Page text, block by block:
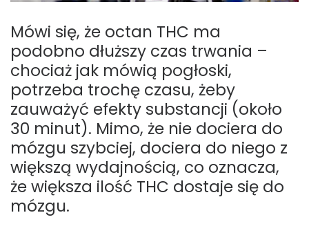
Mówi się, że octan THC ma
podobno dłuższy czas trwania –
chociaż jak mówią pogłoski,
potrzeba trochę czasu, żeby
zauważyć efekty substancji (około
30 minut). Mimo, że nie dociera do
mózgu szybciej, dociera do niego z
większą wydajnością, co oznacza,
że większa ilość THC dostaje się do
mózgu.